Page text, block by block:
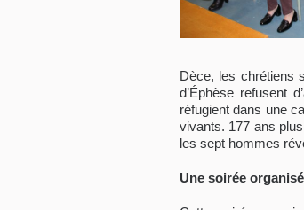
Dèce, les chrétiens
d’Éphèse refusent
réfugient dans une
vivants. 177 ans
les sept hommes
Une soirée